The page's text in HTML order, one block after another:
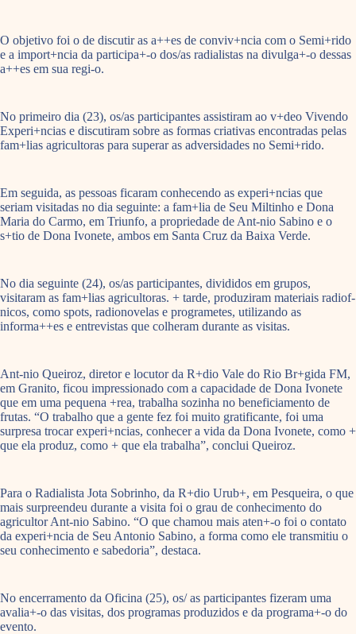
O objetivo foi o de discutir as a++es de conviv+ncia com o Semi+rido
e a import+ncia da participa+-o dos/as radialistas na divulga+-o dessas
a++es em sua regi-o.
No primeiro dia (23), os/as participantes assistiram ao v+deo Vivendo
Experi+ncias e discutiram sobre as formas criativas encontradas pelas
fam+lias agricultoras para superar as adversidades no Semi+rido.
Em seguida, as pessoas ficaram conhecendo as experi+ncias que
seriam visitadas no dia seguinte: a fam+lia de Seu Miltinho e Dona
Maria do Carmo, em Triunfo, a propriedade de Ant-nio Sabino e o
s+tio de Dona Ivonete, ambos em Santa Cruz da Baixa Verde.
No dia seguinte (24), os/as participantes, divididos em grupos,
visitaram as fam+lias agricultoras. + tarde, produziram materiais radiof-
nicos, como spots, radionovelas e programetes, utilizando as
informa++es e entrevistas que colheram durante as visitas.
Ant-nio Queiroz, diretor e locutor da R+dio Vale do Rio Br+gida FM,
em Granito, ficou impressionado com a capacidade de Dona Ivonete
que em uma pequena +rea, trabalha sozinha no beneficiamento de
frutas. “O trabalho que a gente fez foi muito gratificante, foi uma
surpresa trocar experi+ncias, conhecer a vida da Dona Ivonete, como +
que ela produz, como + que ela trabalha”, conclui Queiroz.
Para o Radialista Jota Sobrinho, da R+dio Urub+, em Pesqueira, o que
mais surpreendeu durante a visita foi o grau de conhecimento do
agricultor Ant-nio Sabino. “O que chamou mais aten+-o foi o contato
da experi+ncia de Seu Antonio Sabino, a forma como ele transmitiu o
seu conhecimento e sabedoria”, destaca.
No encerramento da Oficina (25), os/ as participantes fizeram uma
avalia+-o das visitas, dos programas produzidos e da programa+-o do
evento.